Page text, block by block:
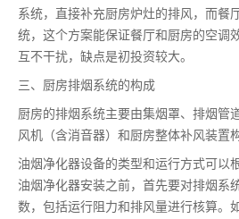
系统，直接补充厨房炉灶的排风，而餐
统，这个方案能保证餐厅和厨房的空调
互不干扰，缺点是初投资较大。
三、厨房排烟系统的构成
厨房的排烟系统主要由集烟罩、排烟管
风机（含消音器）和厨房整体补风装置构
油烟净化器设备的类型和运行方式可以
油烟净化器安装之前，首先要对排烟系
数，包括运行阻力和排风量进行核算。